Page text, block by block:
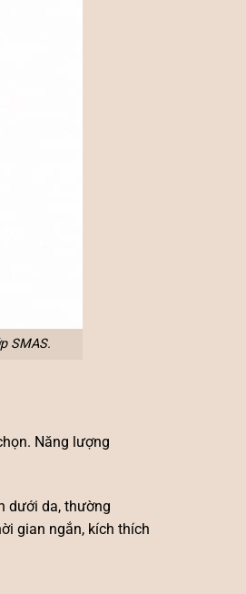
SMAS.
Năng lượng
dưới da, thường
gian ngắn, kích thích